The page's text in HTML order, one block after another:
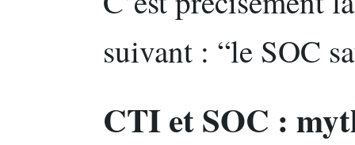
suivant : “le SOC
CTI et SOC :